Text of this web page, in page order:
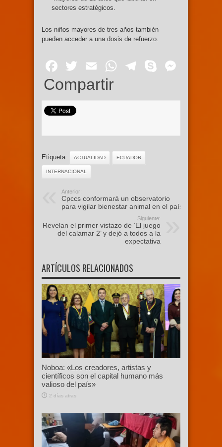
sectores estratégicos.
Los niños mayores de tres años también
pueden acceder a una dosis de refuerzo.
Facebook
Twitter
EmailWhatsApp
Telegram
Skype
Compartir
Etiqueta: ACTUALIDAD ECUADOR
INTERNACIONAL
Anterior:
Cpccs conformará un observatorio
para vigilar bienestar animal en el país
Siguiente:
Revelan el primer vistazo de ‘El juego
del calamar 2’ y dejó a todos a la
expectativa
ARTÍCULOS RELACIONADOS
Noboa: «Los creadores, artistas y
científicos son el capital humano más
valioso del país»
2 días atras